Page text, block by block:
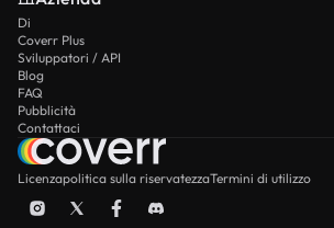
Di
Coverr Plus
Sviluppatori / API
Blog
FAQ
Pubblicità
Contattaci
Licenzapolitica sulla riservatezzaTermini di utilizzo